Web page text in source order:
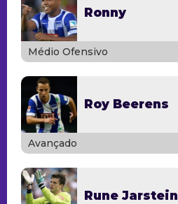
Ronny
Médio Ofensivo
Roy Beerens
Avançado
Rune Jarstein